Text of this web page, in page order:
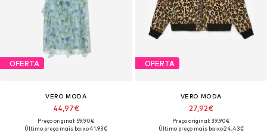
OFERTA
VERO MODA
44,97€
Preço original: 59,90€
Último preço mais baixo:41,93€
OFERTA
VERO MODA
27,92€
Preço original: 39,90€
Último preço mais baixo:24,43€